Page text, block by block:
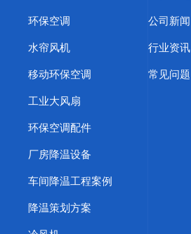
环保空调
水帘风机
移动环保空调
工业大风扇
环保空调配件
厂房降温设备
车间降温工程案例
降温策划方案
公司新闻
行业资讯
常见问题